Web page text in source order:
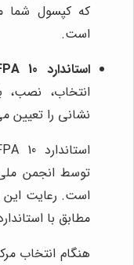
که کپسول شما
است.
استاندارد NFPA 10:
انتخاب، نصب،
نشانی را تعیین
است. رعایت این
مطابق با
هنگام انتخاب